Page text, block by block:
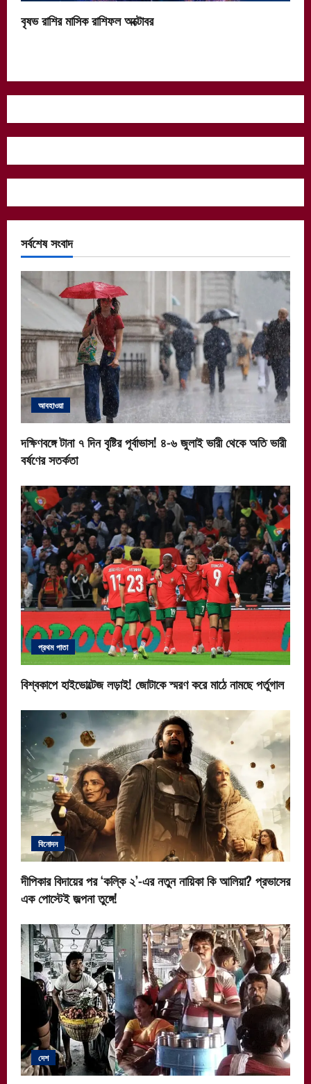
বৃষভ রাশির মাসিক রাশিফল অক্টোবর
সর্বশেষ সংবাদ
আবহাওয়া
দক্ষিণবঙ্গে টানা ৭ দিন বৃষ্টির পূর্বাভাস! ৪-৬ জুলাই ভারী থেকে অতি ভারী
বর্ষণের সতর্কতা
প্রথম পাতা
বিশ্বকাপে হাইভোল্টেজ লড়াই! জোটাকে স্মরণ করে মাঠে নামছে পর্তুগাল
বিনোদন
দীপিকার বিদায়ের পর ‘কল্কি ২’-এর নতুন নায়িকা কি আলিয়া? প্রভাসের
এক পোস্টেই জল্পনা তুঙ্গে!
দেশ